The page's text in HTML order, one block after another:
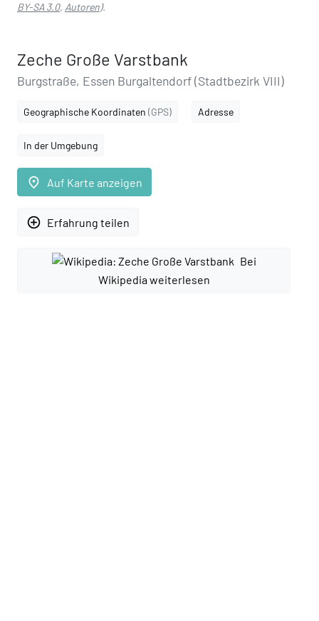
BY-SA 3.0, Autoren).
Zeche Große Varstbank
Burgstraße, Essen Burgaltendorf (Stadtbezirk VIII)
Geographische Koordinaten (GPS) Adresse
In der Umgebung
place Auf Karte anzeigen
add_circle_outline Erfahrung teilen
Bei
Wikipedia weiterlesen